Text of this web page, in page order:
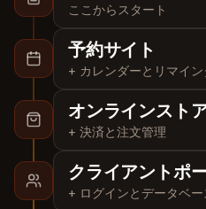
ここからスタート
予約サイト
+ カレンダーとリマイン
オンラインスト
+ 決済と注文管理
クライアントポ
+ ログインとデータベー